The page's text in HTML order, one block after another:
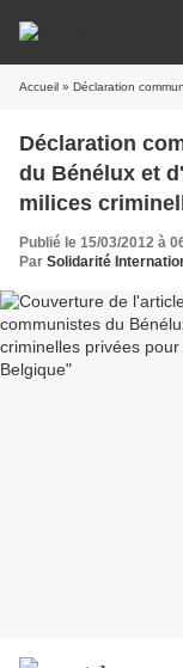
Accueil » Déclaration commune des partis
Déclaration
du Bénélux et
milices
grève de
Publié le 15/03/2012 à
Par Solidarité